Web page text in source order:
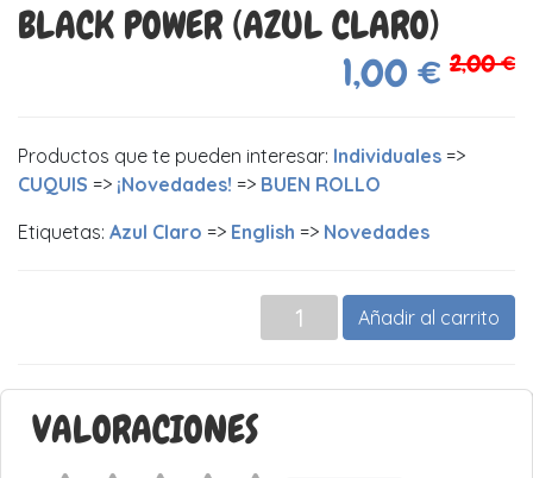
BLACK POWER (AZUL CLARO)
1,00 € 2,00 €
Productos que te pueden interesar: Individuales =>
CUQUIS => ¡Novedades! => BUEN ROLLO
Etiquetas: Azul Claro => English => Novedades
Añadir al carrito
VALORACIONES